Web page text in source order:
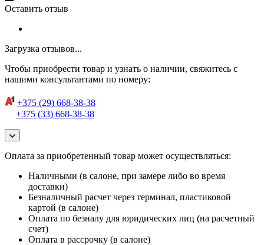
Оставить отзыв
Загрузка отзывов...
Чтобы приобрести товар и узнать о наличии, свяжитесь с
нашими консультантами по номеру:
+375 (29) 668-38-38
+375 (33) 668-38-38
Оплата за приобретенный товар может осуществляться:
Наличными (в салоне, при замере либо во время
доставки)
Безналичный расчет через терминал, пластиковой
картой (в салоне)
Оплата по безналу для юридических лиц (на расчетный
счет)
Оплата в рассрочку (в салоне)